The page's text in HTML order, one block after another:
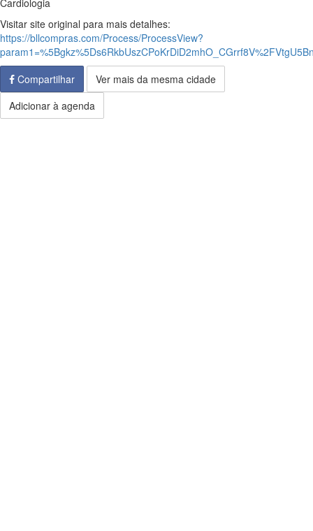
Cardiologia
Visitar site original para mais detalhes:
https://bllcompras.com/Process/ProcessView?
Compartilhar
Ver mais da mesma cidade
Adicionar à agenda